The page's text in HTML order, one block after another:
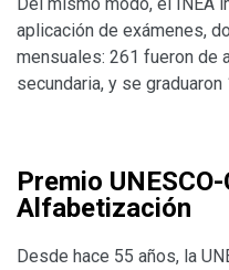
aplicación de exámenes,
mensuales: 261 fueron de
secundaria, y se
Premio
Alfabetización
Desde hace 55 años, la